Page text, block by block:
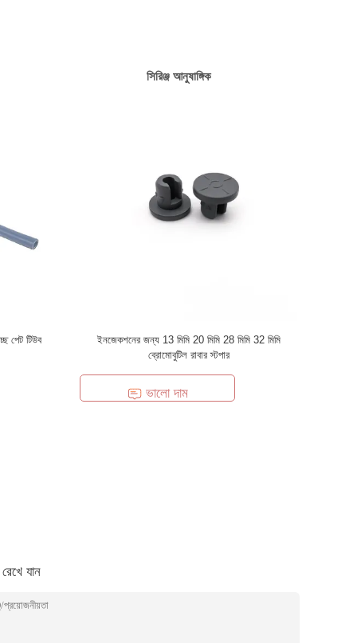
সিরিঞ্জ আনুষাঙ্গিক
পেট টিউব
ইনজেকশনের জন্য 13 মিমি 20 মিমি 28 মিমি 32 মিমি
ব্রোমোবুটিল রাবার স্টপার
ভালো দাম
যান